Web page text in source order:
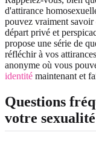
d'attirance
pouvez vraiment
départ privé et
propose une série de
réfléchir à vos
anonyme où vous
identité maintenant et
Questions
votre sexualité